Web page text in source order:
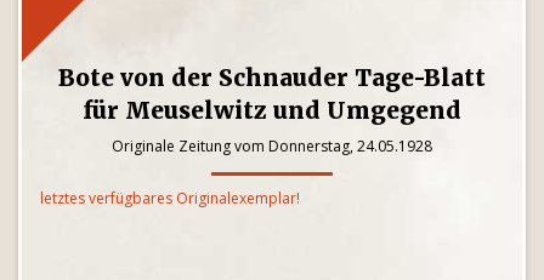
Bote von der Schnauder Tage-Blatt
für Meuselwitz und Umgegend
Originale Zeitung vom Donnerstag, 24.05.1928
letztes verfügbares Originalexemplar!